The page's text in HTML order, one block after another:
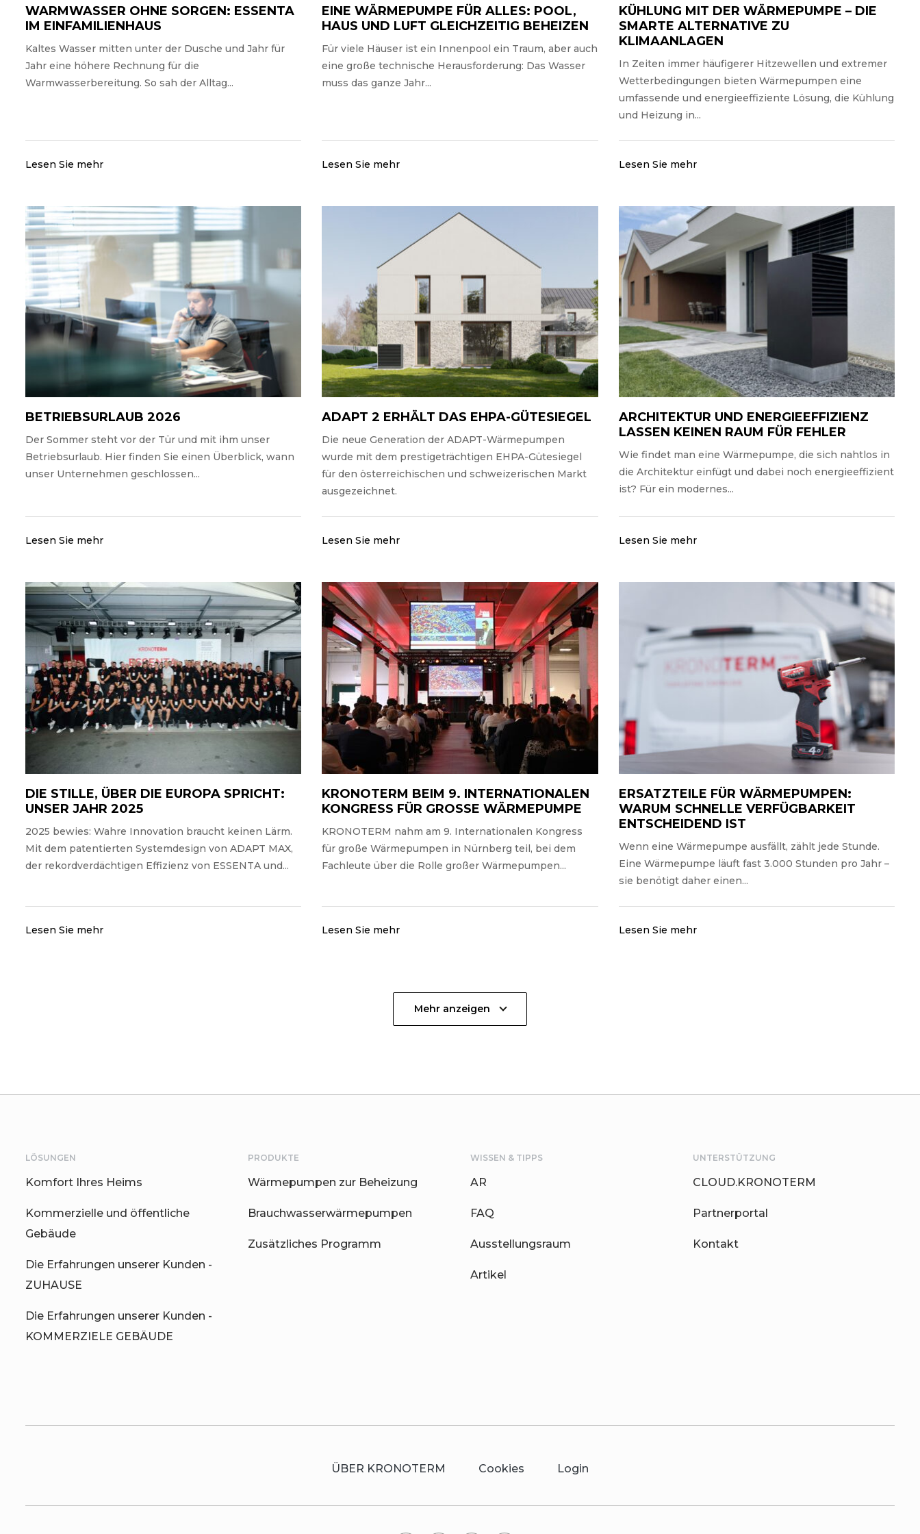
Mehr
WARMWASSER OHNE SORGEN: ESSENTA
IM EINFAMILIENHAUS
Kaltes Wasser mitten unter der Dusche und Jahr für
Jahr eine höhere Rechnung für die
Warmwasserbereitung. So sah der Alltag...
Lesen Sie mehr
EINE WÄRMEPUMPE FÜR ALLES: POOL,
HAUS UND LUFT GLEICHZEITIG BEHEIZEN
Für viele Häuser ist ein Innenpool ein Traum, aber auch
eine große technische Herausforderung: Das Wasser
muss das ganze Jahr...
Lesen Sie mehr
KÜHLUNG MIT DER WÄRMEPUMPE – DIE
SMARTE ALTERNATIVE ZU
KLIMAANLAGEN
In Zeiten immer häufigerer Hitzewellen und extremer
Wetterbedingungen bieten Wärmepumpen eine
umfassende und energieeffiziente Lösung, die Kühlung
und Heizung in...
Lesen Sie mehr
BETRIEBSURLAUB 2026
Der Sommer steht vor der Tür und mit ihm unser
Betriebsurlaub. Hier finden Sie einen Überblick, wann
unser Unternehmen geschlossen...
Lesen Sie mehr
ADAPT 2 ERHÄLT DAS EHPA-GÜTESIEGEL
Die neue Generation der ADAPT-Wärmepumpen
wurde mit dem prestigeträchtigen EHPA-Gütesiegel
für den österreichischen und schweizerischen Markt
ausgezeichnet.
Lesen Sie mehr
ARCHITEKTUR UND ENERGIEEFFIZIENZ
LASSEN KEINEN RAUM FÜR FEHLER
Wie findet man eine Wärmepumpe, die sich nahtlos in
die Architektur einfügt und dabei noch energieeffizient
ist? Für ein modernes...
Lesen Sie mehr
DIE STILLE, ÜBER DIE EUROPA SPRICHT:
UNSER JAHR 2025
2025 bewies: Wahre Innovation braucht keinen Lärm.
Mit dem patentierten Systemdesign von ADAPT MAX,
der rekordverdächtigen Effizienz von ESSENTA und...
Lesen Sie mehr
KRONOTERM BEIM 9. INTERNATIONALEN
KONGRESS FÜR GROSSE WÄRMEPUMPE
KRONOTERM nahm am 9. Internationalen Kongress
für große Wärmepumpen in Nürnberg teil, bei dem
Fachleute über die Rolle großer Wärmepumpen...
Lesen Sie mehr
ERSATZTEILE FÜR WÄRMEPUMPEN:
WARUM SCHNELLE VERFÜGBARKEIT
ENTSCHEIDEND IST
Wenn eine Wärmepumpe ausfällt, zählt jede Stunde.
Eine Wärmepumpe läuft fast 3.000 Stunden pro Jahr –
sie benötigt daher einen...
Lesen Sie mehr
Mehr anzeigen
LÖSUNGEN
Komfort Ihres Heims
Kommerzielle und öffentliche
Gebäude
Die Erfahrungen unserer Kunden -
ZUHAUSE
Die Erfahrungen unserer Kunden -
KOMMERZIELE GEBÄUDE
PRODUKTE
Wärmepumpen zur Beheizung
Brauchwasserwärmepumpen
Zusätzliches Programm
WISSEN & TIPPS
AR
FAQ
Ausstellungsraum
Artikel
UNTERSTÜTZUNG
CLOUD.KRONOTERM
Partnerportal
Kontakt
ÜBER KRONOTERM Cookies Login